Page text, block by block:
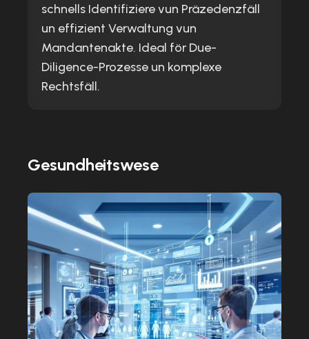
schnells Identifiziere vun Präzedenzfäll
un effizient Verwaltung vun
Mandantenakte. Ideal för Due-
Diligence-Prozesse un komplexe
Rechtsfäll.
Gesundheitswese